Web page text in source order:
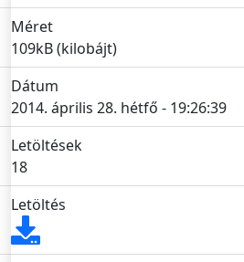
Méret
109kB (kilobájt)
Dátum
2014. április 28. hétfő - 19:26:39
Letöltések
18
Letöltés